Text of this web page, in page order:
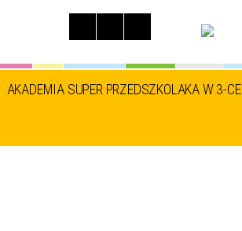
AKADEMIA SUPER PRZEDSZKOLAKA W 3-CE